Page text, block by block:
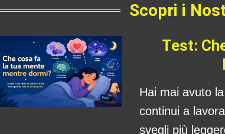
Scopri i
Test:
Hai mai avuto
continui a
svegli più